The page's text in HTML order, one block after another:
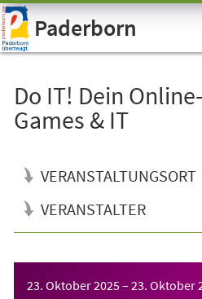
Visuelle
Assistenzsoftware
öffnen.Paderborn
Do IT! Dein
Games & IT
VERANSTALTUNGSORT
VERANSTALTER
23. Oktober 2025– 23. Oktober